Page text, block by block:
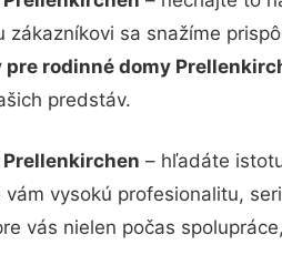
sa snažíme
rodinné domy
predstáv.
– hľadáte
vysokú profesionalitu,
vás nielen počas